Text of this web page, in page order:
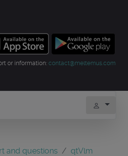
or information: contact@meltemus.com
and questions
qtVlm